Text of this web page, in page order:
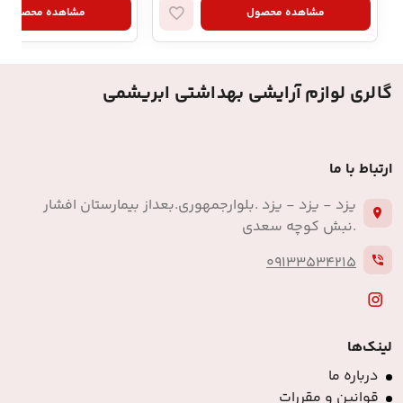
مشاهده محصول مشاهده محصول
گالری لوازم آرایشی بهداشتی ابریشمی
ارتباط با ما
یزد - یزد - یزد .بلوارجمهوری.بعداز بیمارستان افشار
.نبش کوچه سعدی
09133534215
لینک‌ها
درباره ما
قوانین و مقررات